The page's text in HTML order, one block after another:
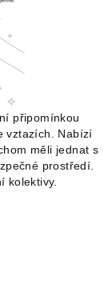
připomínkou
vztazích. Nabízí
měli jednat s
prostředí.
kolektivy.